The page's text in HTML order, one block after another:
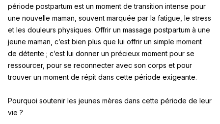
période postpartum est un moment de transition intense pour
une nouvelle maman, souvent marquée par la fatigue, le stress
et les douleurs physiques. Offrir un massage postpartum à une
jeune maman, c’est bien plus que lui offrir un simple moment
de détente ; c’est lui donner un précieux moment pour se
ressourcer, pour se reconnecter avec son corps et pour
trouver un moment de répit dans cette période exigeante.
Pourquoi soutenir les jeunes mères dans cette période de leur
vie ?